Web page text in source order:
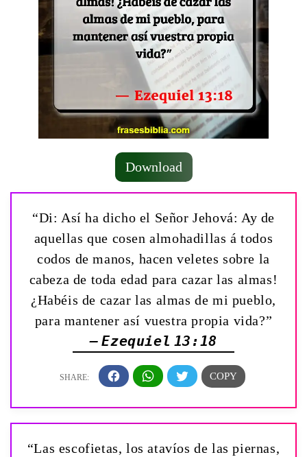
Download
“Di: Así ha dicho el Señor Jehová: ­Ay de
aquellas que cosen almohadillas á todos
codos de manos, hacen veletes sobre la
cabeza de toda edad para cazar las almas!
¿Habéis de cazar las almas de mi pueblo,
para mantener así vuestra propia vida?”
— Ezequiel 13:18
“Las escofietas, los atavíos de las piernas,